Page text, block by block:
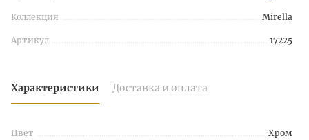
Коллекция Mirella
Артикул 17225
Характеристики Доставка и оплата
Цвет
Хром